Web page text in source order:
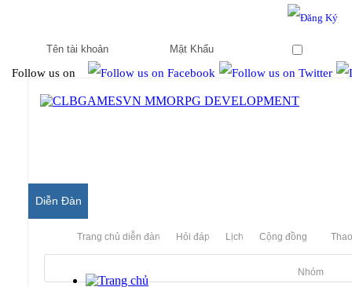
Follow us on
Diễn Đàn
Trang chủ diễn đàn Hỏi đáp Lịch Cộng đồng
Nhóm